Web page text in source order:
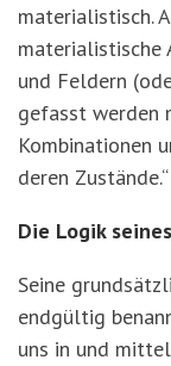
materialistisch.
materialistische
und Feldern
gefasst werden
Kombinationen
deren
Die Logik
Seine
endgültig
uns in und